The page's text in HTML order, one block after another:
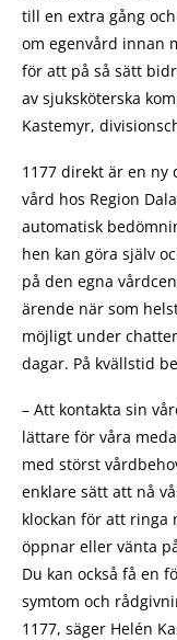
till en extra gång
om egenvård innan
för att på så sätt
av sjuksköterska
Kastemyr,
1177 direkt är en ny
vård hos Region
automatisk
hen kan göra själv
på den egna
ärende när som
möjligt under
dagar. På kvällstid
– Att kontakta sin
lättare för våra
med störst
enklare sätt att nå
klockan för att ringa
öppnar eller vänta
Du kan också få en
symtom och
1177, säger Helén